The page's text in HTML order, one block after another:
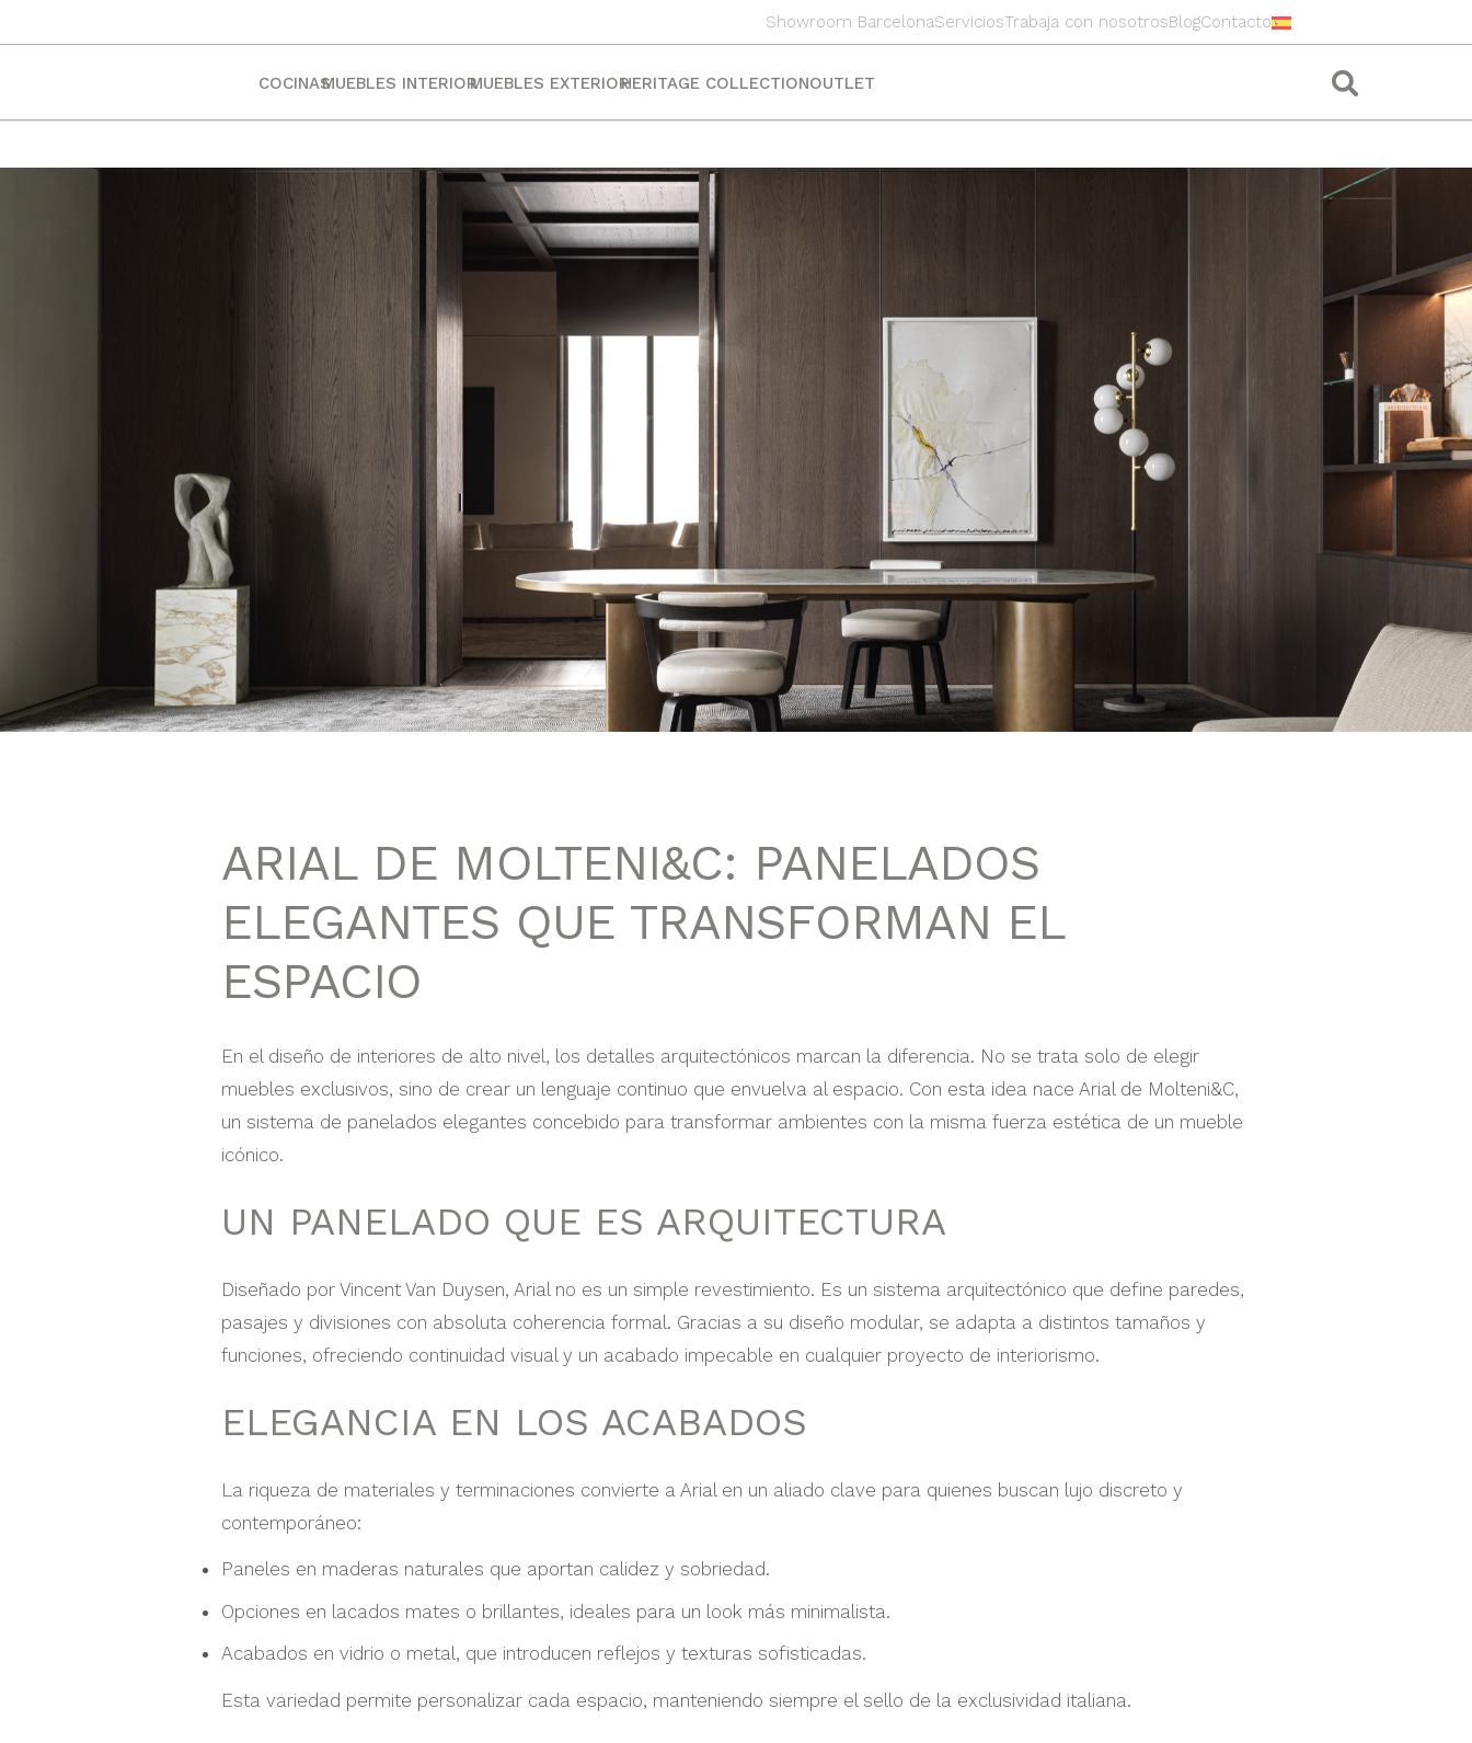
Showroom BarcelonaServiciosTrabaja con nosotrosBlogContacto
COCINASMUEBLES INTERIORMUEBLES EXTERIORHERITAGE COLLECTIONOUTLET
ARIAL DE MOLTENI&C: PANELADOS
ELEGANTES QUE TRANSFORMAN EL
ESPACIO
En el diseño de interiores de alto nivel, los detalles arquitectónicos marcan la diferencia. No se trata solo de elegir
muebles exclusivos, sino de crear un lenguaje continuo que envuelva al espacio. Con esta idea nace Arial de Molteni&C,
un sistema de panelados elegantes concebido para transformar ambientes con la misma fuerza estética de un mueble
icónico.
UN PANELADO QUE ES ARQUITECTURA
Diseñado por Vincent Van Duysen, Arial no es un simple revestimiento. Es un sistema arquitectónico que define paredes,
pasajes y divisiones con absoluta coherencia formal. Gracias a su diseño modular, se adapta a distintos tamaños y
funciones, ofreciendo continuidad visual y un acabado impecable en cualquier proyecto de interiorismo.
ELEGANCIA EN LOS ACABADOS
La riqueza de materiales y terminaciones convierte a Arial en un aliado clave para quienes buscan lujo discreto y
contemporáneo:
Paneles en maderas naturales que aportan calidez y sobriedad.
Opciones en lacados mates o brillantes, ideales para un look más minimalista.
Acabados en vidrio o metal, que introducen reflejos y texturas sofisticadas.
Esta variedad permite personalizar cada espacio, manteniendo siempre el sello de la exclusividad italiana.